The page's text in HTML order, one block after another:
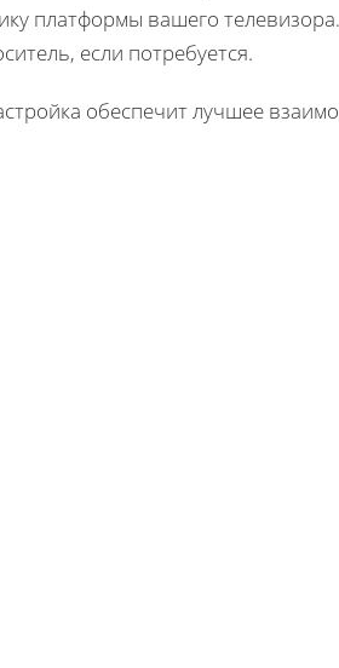
платформы вашего телевизора.
если потребуется.
обеспечит лучшее